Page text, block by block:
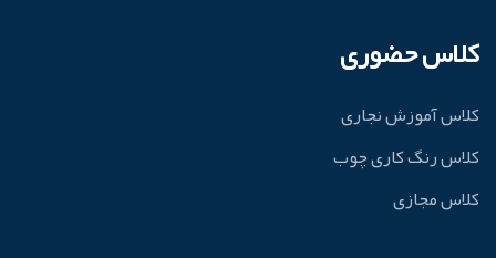
کلاس حضوری
کلاس آموزش نجاری
کلاس رنگ کاری چوب
کلاس مجازی